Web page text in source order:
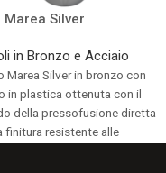
Marea Silver
in Bronzo e Acciaio
Marea Silver in bronzo con
in plastica ottenuta con il
della pressofusione diretta
finitura resistente alle